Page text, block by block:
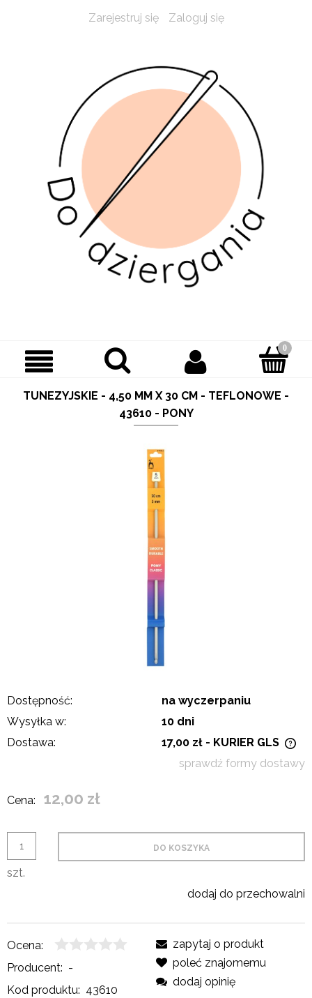
Zarejestruj się Zaloguj się
TUNEZYJSKIE - 4,50 MM X 30 CM - TEFLONOWE -
43610 - PONY
Dostępność:
na wyczerpaniu
Wysyłka w:
10 dni
Dostawa:
17,00 zł - KURIER GLS
sprawdź formy dostawy
Cena: 12,00 zł
szt.
DO KOSZYKA
dodaj do przechowalni
Ocena:
Producent: -
Kod produktu: 43610
zapytaj o produkt
poleć znajomemu
dodaj opinię